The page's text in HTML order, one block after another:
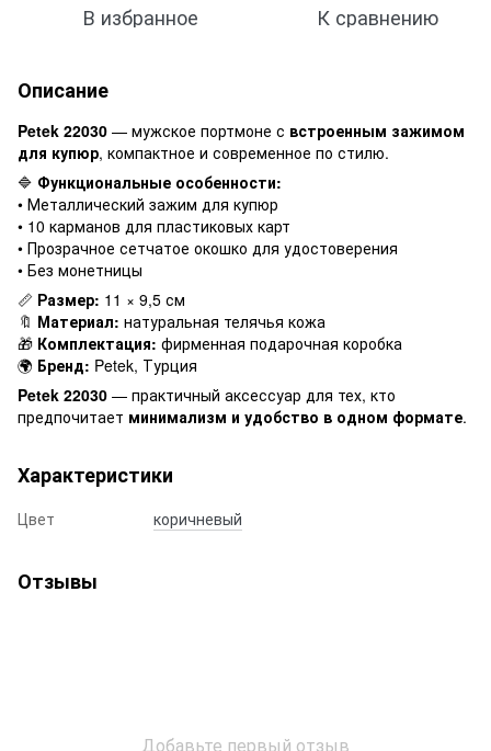
В избранное К сравнению
Описание
Petek 22030 — мужское портмоне с встроенным зажимом
для купюр, компактное и современное по стилю.
🔷 Функциональные особенности:
• Металлический зажим для купюр
• 10 карманов для пластиковых карт
• Прозрачное сетчатое окошко для удостоверения
• Без монетницы
📏 Размер: 11 × 9,5 см
🔖 Материал: натуральная телячья кожа
🎁 Комплектация: фирменная подарочная коробка
🌍 Бренд: Petek, Турция
Petek 22030 — практичный аксессуар для тех, кто
предпочитает минимализм и удобство в одном формате.
Характеристики
Цвет коричневый
Отзывы
Добавьте первый отзыв